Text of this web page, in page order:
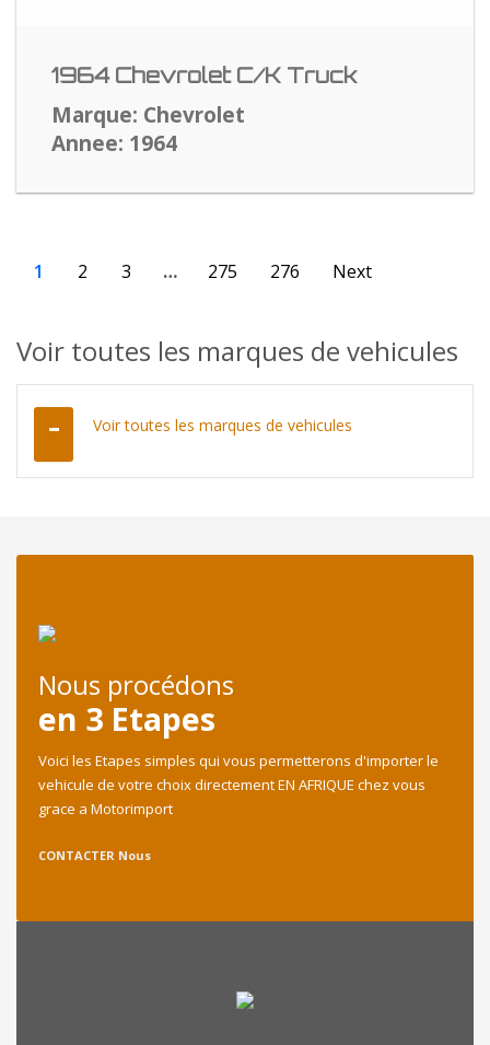
1964 Chevrolet C/K Truck
Marque: Chevrolet
Annee: 1964
1 2 3 … 275 276 Next
Voir toutes les marques de vehicules
Voir toutes les marques de vehicules
Nous procédons
en 3 Etapes
Voici les Etapes simples qui vous permetterons d'importer le
vehicule de votre choix directement EN AFRIQUE chez vous
grace a Motorimport
CONTACTER Nous